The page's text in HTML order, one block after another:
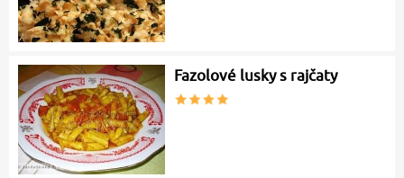
Fazolové lusky s rajčaty